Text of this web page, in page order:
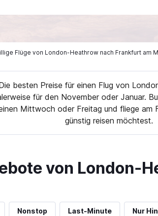
Flüge von London-Heathrow nach Frankfurt am
besten Preise für einen Flug von
für den November oder Januar.
Mittwoch oder Freitag und fliege am
günstig reisen möchtest.
von London-
Nonstop Last-Minute Nur